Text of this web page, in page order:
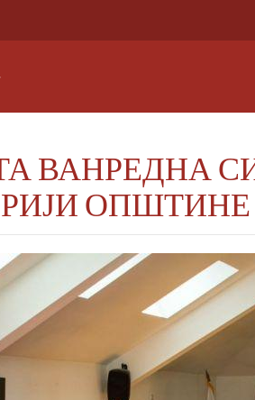
ВАНРЕДНА
ОПШТИНЕ